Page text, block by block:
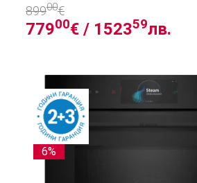
77900€ / 152359лв.
89900€
6%